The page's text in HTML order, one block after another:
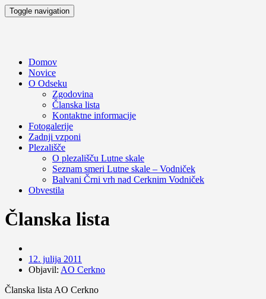
Toggle navigation
Domov
Novice
O Odseku
Zgodovina
Članska lista
Kontaktne informacije
Fotogalerije
Zadnji vzponi
Plezališče
O plezališču Lutne skale
Seznam smeri Lutne skale – Vodniček
Balvani Črni vrh nad Cerknim Vodniček
Obvestila
Članska lista
12. julija 2011
Objavil: AO Cerkno
Članska lista AO Cerkno